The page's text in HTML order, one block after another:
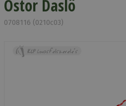
Ostor Daslö
0708116 (0210c03)